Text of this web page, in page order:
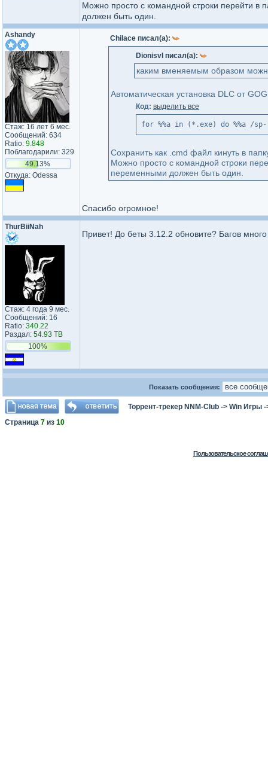
Можно просто с командной строки перейти в
должен быть один.
Ashandy
Стаж: 16 лет 6 мес.
Сообщений: 634
Ratio: 9.848
Поблагодарили: 329
49.13%
Откуда: Odessa
Chilace писал(а):
Dionisvl писал(а):
каким вменяемым образом
Автоматическая установка DLC от GOG
Код: выделить все
for %%a in (*.exe) do %%a /
Сохранить как .cmd файл кинуть в
Можно просто с командной строки
переменными должен быть один.
Спасибо огромное!
ThurBiiNah
Стаж: 4 года 9 мес.
Сообщений: 16
Ratio: 340.22
Раздал: 54.93 TB
100%
Привет! До беты 3.12.2 обновите? Багов
Показать сообщения:
Торрент-трекер NNM-Club -> Win Игры
Страница 7 из 10
Пользовательское